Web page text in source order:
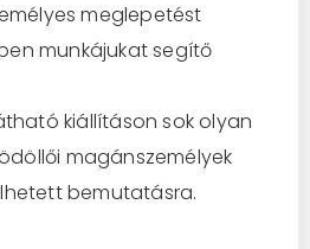
meglepetést
munkájukat segítő
kiállításon sok olyan
magánszemélyek
bemutatásra.